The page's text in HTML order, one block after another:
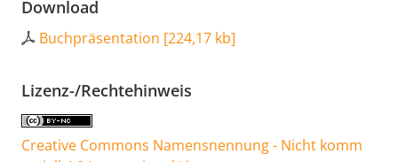
Download
Buchpräsentation [224,17 kb]
Lizenz-/Rechtehinweis
Creative Commons Namensnennung - Nicht komm